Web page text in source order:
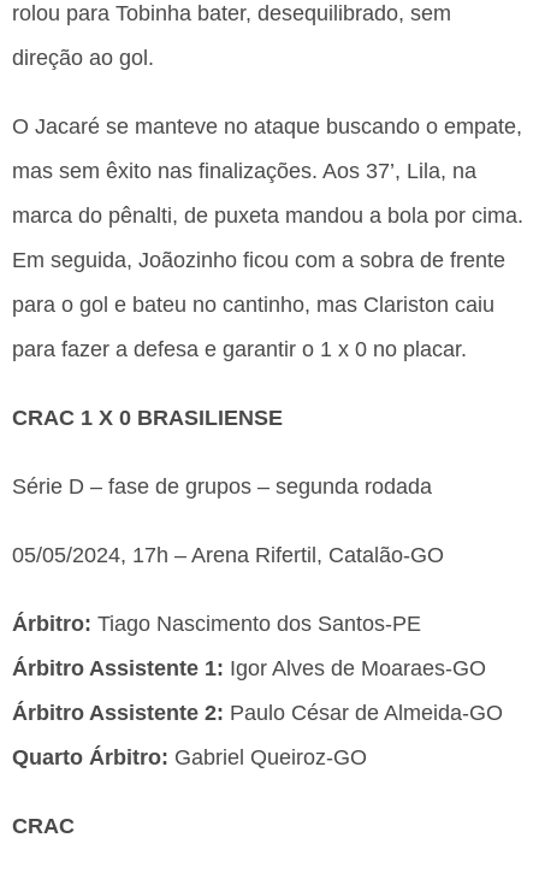
rolou para Tobinha bater, desequilibrado, sem
direção ao gol.
O Jacaré se manteve no ataque buscando o empate,
mas sem êxito nas finalizações. Aos 37’, Lila, na
marca do pênalti, de puxeta mandou a bola por cima.
Em seguida, Joãozinho ficou com a sobra de frente
para o gol e bateu no cantinho, mas Clariston caiu
para fazer a defesa e garantir o 1 x 0 no placar.
CRAC 1 X 0 BRASILIENSE
Série D – fase de grupos – segunda rodada
05/05/2024, 17h – Arena Rifertil, Catalão-GO
Árbitro: Tiago Nascimento dos Santos-PE
Árbitro Assistente 1: Igor Alves de Moaraes-GO
Árbitro Assistente 2: Paulo César de Almeida-GO
Quarto Árbitro: Gabriel Queiroz-GO
CRAC